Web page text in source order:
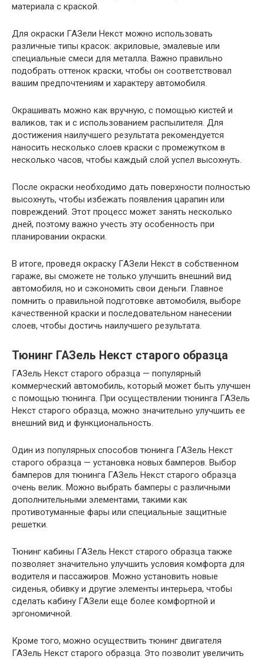
материала с краской.
Для окраски ГАЗели Некст можно использовать
различные типы красок: акриловые, эмалевые или
специальные смеси для металла. Важно правильно
подобрать оттенок краски, чтобы он соответствовал
вашим предпочтениям и характеру автомобиля.
Окрашивать можно как вручную, с помощью кистей и
валиков, так и с использованием распылителя. Для
достижения наилучшего результата рекомендуется
наносить несколько слоев краски с промежутком в
несколько часов, чтобы каждый слой успел высохнуть.
После окраски необходимо дать поверхности полностью
высохнуть, чтобы избежать появления царапин или
повреждений. Этот процесс может занять несколько
дней, поэтому важно учесть эту особенность при
планировании окраски.
В итоге, проведя окраску ГАЗели Некст в собственном
гараже, вы сможете не только улучшить внешний вид
автомобиля, но и сэкономить свои деньги. Главное
помнить о правильной подготовке автомобиля, выборе
качественной краски и последовательном нанесении
слоев, чтобы достичь наилучшего результата.
Тюнинг ГАЗель Некст старого образца
ГАЗель Некст старого образца — популярный
коммерческий автомобиль, который может быть улучшен
с помощью тюнинга. При осуществлении тюнинга ГАЗель
Некст старого образца, можно значительно улучшить ее
внешний вид и функциональность.
Один из популярных способов тюнинга ГАЗель Некст
старого образца — установка новых бамперов. Выбор
бамперов для тюнинга ГАЗель Некст старого образца
очень велик. Можно выбрать бамперы с различными
дополнительными элементами, такими как
противотуманные фары или специальные защитные
решетки.
Тюнинг кабины ГАЗель Некст старого образца также
позволяет значительно улучшить условия комфорта для
водителя и пассажиров. Можно установить новые
сиденья, обивку и другие элементы интерьера, чтобы
сделать кабину ГАЗели еще более комфортной и
эргономичной.
Кроме того, можно осуществить тюнинг двигателя
ГАЗель Некст старого образца. Это позволит увеличить